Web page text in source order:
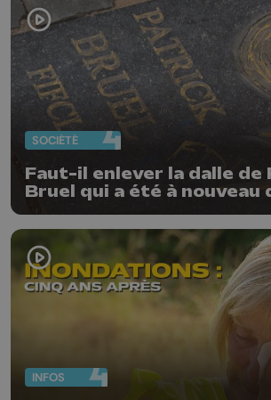
SOCIÉTÉ
Faut-il enlever la dalle de
Bruel qui a été à nouveau
INFOS